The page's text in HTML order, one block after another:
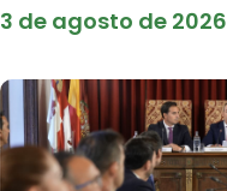
3 de agosto de 2026